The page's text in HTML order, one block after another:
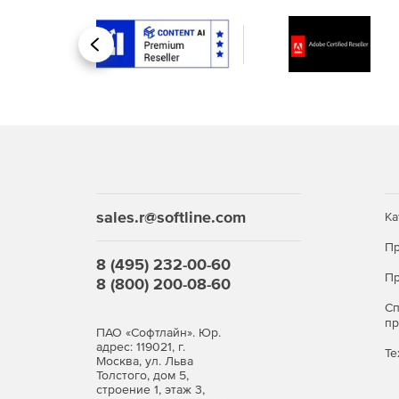
Гибкая настройка правил доступа и
Совместимость и интеграция
производительность сохраняется даже при
Соответствие нормативным
Сертификация ФСБ России по классам КС1, КС2 и
помогают организациям выполнять требования
безопасности.
Назад
sales.r@softline.com
8 (495) 232-00-60
8 (800) 200-08-60
ПАО «Софтлайн». Юр.
адрес: 119021, г.
Москва, ул. Льва
Толстого, дом 5,
строение 1, этаж 3,